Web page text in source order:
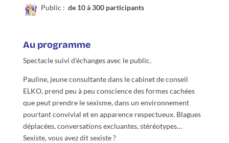
Public : de 10 à 300 participants
Au programme
Spectacle suivi d’échanges avec le public.
Pauline, jeune consultante dans le cabinet de conseil
ELKO, prend peu à peu conscience des formes cachées
que peut prendre le sexisme, dans un environnement
pourtant convivial et en apparence respectueux. Blagues
déplacées, conversations excluantes, stéréotypes…
Sexiste, vous avez dit sexiste ?